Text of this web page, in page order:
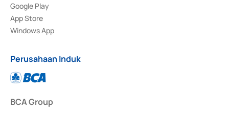
Google Play
App Store
Windows App
Perusahaan Induk
BCA Group